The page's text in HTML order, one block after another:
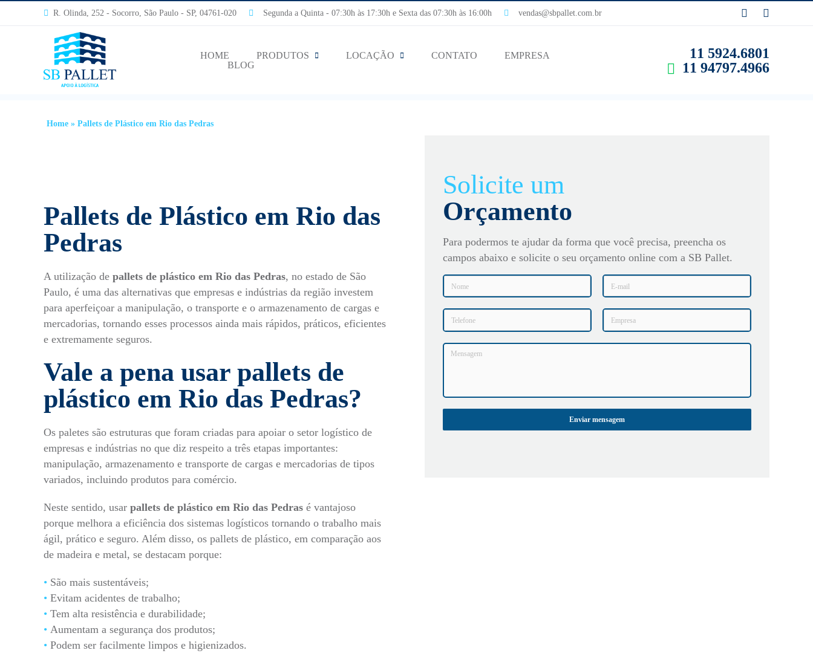
R. Olinda, 252 - Socorro, São Paulo - SP, 04761-020 Segunda a Quinta - 07:30h às 17:30h e Sexta das 07:30h às 16:00h vendas@sbpallet.com.br
HOME PRODUTOS LOCAÇÃO CONTATO
EMPRESA
BLOG
11 5924.6801
11 94797.4966
Home » Pallets de Plástico em Rio das Pedras
Pallets de Plástico em Rio das
Pedras
A utilização de pallets de plástico em Rio das Pedras, no estado de São
Paulo, é uma das alternativas que empresas e indústrias da região investem
para aperfeiçoar a manipulação, o transporte e o armazenamento de cargas e
mercadorias, tornando esses processos ainda mais rápidos, práticos, eficientes
e extremamente seguros.
Vale a pena usar pallets de
plástico em Rio das Pedras?
Os paletes são estruturas que foram criadas para apoiar o setor logístico de
empresas e indústrias no que diz respeito a três etapas importantes:
manipulação, armazenamento e transporte de cargas e mercadorias de tipos
variados, incluindo produtos para comércio.
Neste sentido, usar pallets de plástico em Rio das Pedras é vantajoso
porque melhora a eficiência dos sistemas logísticos tornando o trabalho mais
ágil, prático e seguro. Além disso, os pallets de plástico, em comparação aos
de madeira e metal, se destacam porque:
São mais sustentáveis;
Evitam acidentes de trabalho;
Tem alta resistência e durabilidade;
Aumentam a segurança dos produtos;
Podem ser facilmente limpos e higienizados.
Solicite um
Orçamento
Para podermos te ajudar da forma que você precisa, preencha os
campos abaixo e solicite o seu orçamento online com a SB Pallet.
Enviar mensagem